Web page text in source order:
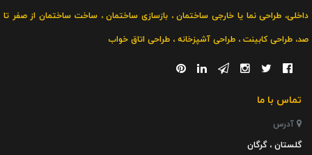
داخلی، طراحی نما یا خارجی ساختمان، بازسازی ساختمان،ساخت ساختمان از صفر تا
صد، طراحی کابینت ، طراحی آشپزخانه ، طراحی اتاق خواب
تماس با ما
آدرس
گلستان ، گرگان